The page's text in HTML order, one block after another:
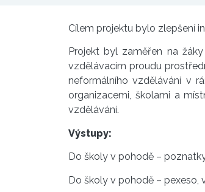
Cílem projektu bylo zlepšení
Projekt byl zaměřen na
vzdělávacím proudu
neformálního vzdělávání v
organizacemi, školami a
vzdělávání.
Výstupy:
Do školy v pohodě –
Do školy v pohodě – pexeso,